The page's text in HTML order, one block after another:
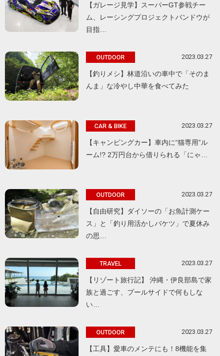
【ガレージ見学】スーパーGT参戦チー
ム、レーシングプロジェクトバンドウが
目指…
OUTDOOR 2023.03.27
【釣りメシ】林道沿いの車中で「そのま
んま」な冷やし中華を食べてみた
CAR & BIKE 2023.03.27
【キャンピングカー】車内に“猫専用”ル
ーム!? 2万円台から借りられる「にゃ…
OUTDOOR 2023.03.27
【自由研究】ダイソーの「お魚計測ケー
ス」と「釣り用活かしバケツ」で夏休み
の思…
TRAVEL 2023.03.27
【リゾート旅行記】 沖縄・伊良部島で家
族と過ごす、プールサイドで何もしな
い…
OUTDOOR 2023.03.27
【工具】愛車のメンテにも！8機能を集